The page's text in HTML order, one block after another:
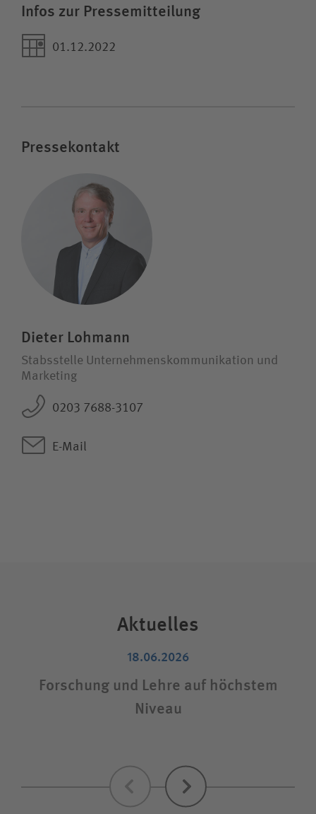
Infos zur Pressemitteilung
01.12.2022
Pressekontakt
Dieter Lohmann
Stabsstelle Unternehmens­kommunikation und
Marketing
0203 7688-3107
E-Mail
Aktuelles
18.06.2026
Forschung und Lehre auf höchstem
Niveau
Zurück Weiter